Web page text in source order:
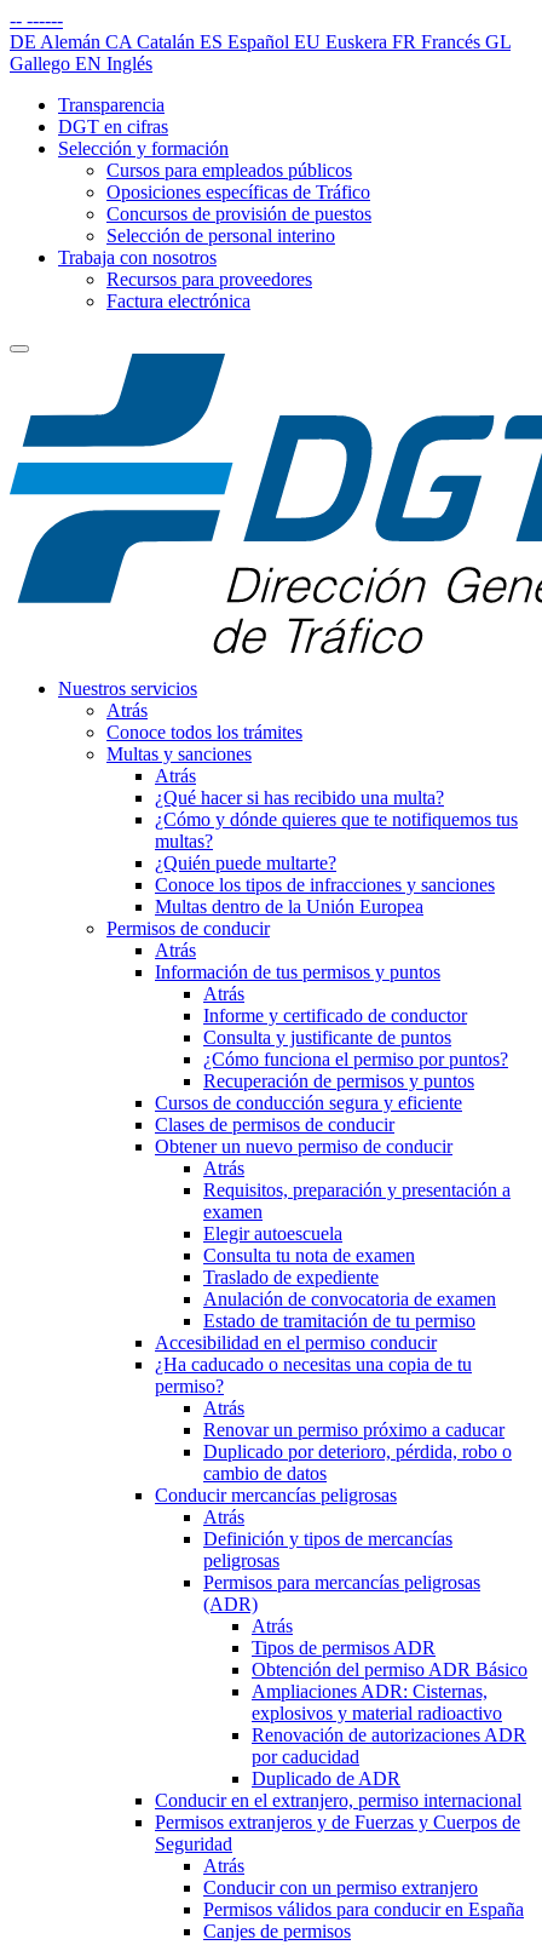
-- ------
DE Alemán CA Catalán ES Español EU Euskera FR Francés GL
Gallego EN Inglés
Transparencia
DGT en cifras
Selección y formación
Cursos para empleados públicos
Oposiciones específicas de Tráfico
Concursos de provisión de puestos
Selección de personal interino
Trabaja con nosotros
Recursos para proveedores
Factura electrónica
Nuestros servicios
Atrás
Conoce todos los trámites
Multas y sanciones
Atrás
¿Qué hacer si has recibido una multa?
¿Cómo y dónde quieres que te notifiquemos tus
multas?
¿Quién puede multarte?
Conoce los tipos de infracciones y sanciones
Multas dentro de la Unión Europea
Permisos de conducir
Atrás
Información de tus permisos y puntos
Atrás
Informe y certificado de conductor
Consulta y justificante de puntos
¿Cómo funciona el permiso por puntos?
Recuperación de permisos y puntos
Cursos de conducción segura y eficiente
Clases de permisos de conducir
Obtener un nuevo permiso de conducir
Atrás
Requisitos, preparación y presentación a
examen
Elegir autoescuela
Consulta tu nota de examen
Traslado de expediente
Anulación de convocatoria de examen
Estado de tramitación de tu permiso
Accesibilidad en el permiso conducir
¿Ha caducado o necesitas una copia de tu
permiso?
Atrás
Renovar un permiso próximo a caducar
Duplicado por deterioro, pérdida, robo o
cambio de datos
Conducir mercancías peligrosas
Atrás
Definición y tipos de mercancías
peligrosas
Permisos para mercancías peligrosas
(ADR)
Atrás
Tipos de permisos ADR
Obtención del permiso ADR Básico
Ampliaciones ADR: Cisternas,
explosivos y material radioactivo
Renovación de autorizaciones ADR
por caducidad
Duplicado de ADR
Conducir en el extranjero, permiso internacional
Permisos extranjeros y de Fuerzas y Cuerpos de
Seguridad
Atrás
Conducir con un permiso extranjero
Permisos válidos para conducir en España
Canjes de permisos